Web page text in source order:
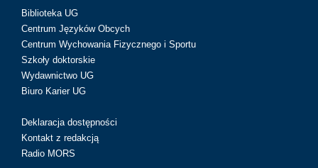
Biblioteka UG
Centrum Języków Obcych
Centrum Wychowania Fizycznego i Sportu
Szkoły doktorskie
Wydawnictwo UG
Biuro Karier UG
Deklaracja dostępności
Kontakt z redakcją
Radio MORS